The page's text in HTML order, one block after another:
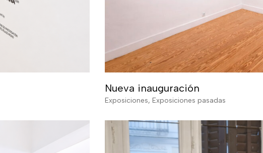
Nueva inauguración
Exposiciones, Exposiciones pasadas